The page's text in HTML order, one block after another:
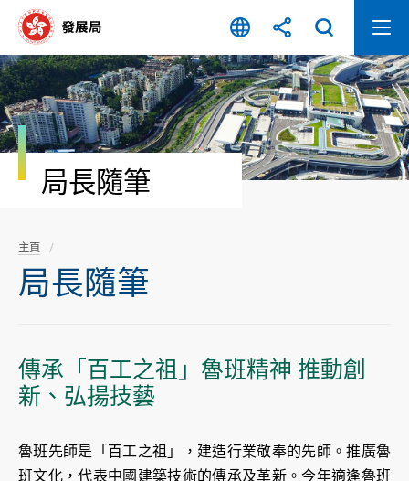
容
開
始
局長隨筆
主頁
局長隨筆
傳承「百工之祖」魯班精神 推動創
新、弘揚技藝
魯班先師是「百工之祖」，建造行業敬奉的先師。推廣魯
班文化，代表中國建築技術的傳承及革新。今年適逢魯班